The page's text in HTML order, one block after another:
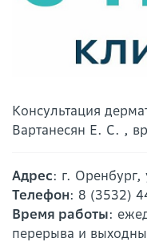
Консультация
Вартанесян Е. С. ,
Адрес: г. Оренбург,
Телефон: 8 (3532)
Время работы:
перерыва и